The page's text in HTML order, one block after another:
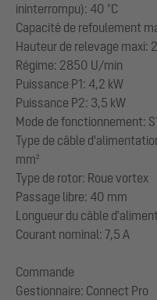
ininterrompu): 40 °C
Capacité de refoulement
Hauteur de relevage maxi:
Régime: 2850 U/min
Puissance P1: 4,2 kW
Puissance P2: 3,5 kW
Mode de fonctionnement:
Type de câble
mm²
Type de rotor: Roue vortex
Passage libre: 40 mm
Longueur du câble
Courant nominal: 7,5 A
Commande
Gestionnaire: Connect Pro